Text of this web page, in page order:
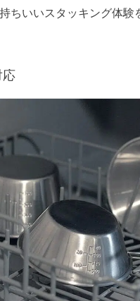
ちいいスタッキング体験
応